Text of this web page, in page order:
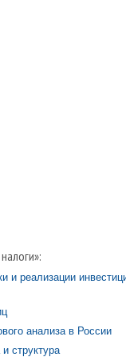
и реализации
анализа в России
структура